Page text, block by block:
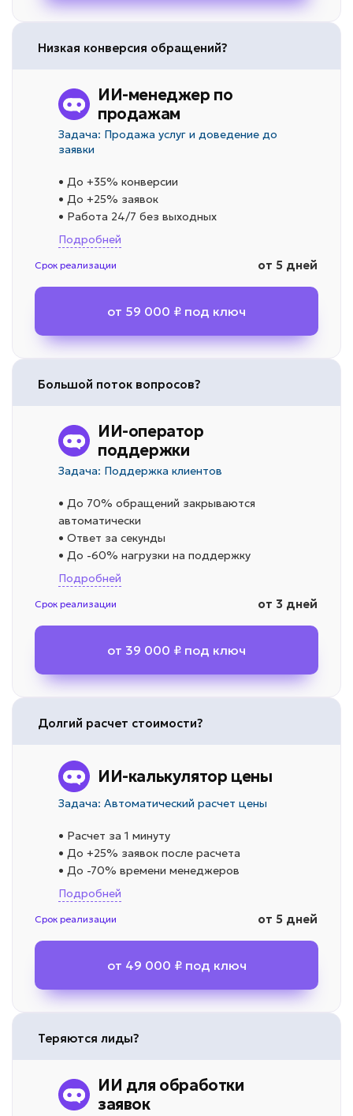
Низкая конверсия обращений?
ИИ-менеджер по
продажам
Задача: Продажа услуг и доведение до
заявки
• До +35% конверсии
• До +25% заявок
• Работа 24/7 без выходных
Подробней
Срок реализации от 5 дней
от 59 000 ₽ под ключ
Большой поток вопросов?
ИИ-оператор
поддержки
Задача: Поддержка клиентов
• До 70% обращений закрываются
автоматически
• Ответ за секунды
• До -60% нагрузки на поддержку
Подробней
Срок реализации от 3 дней
от 39 000 ₽ под ключ
Долгий расчет стоимости?
ИИ-калькулятор цены
Задача: Автоматический расчет цены
• Расчет за 1 минуту
• До +25% заявок после расчета
• До -70% времени менеджеров
Подробней
Срок реализации от 5 дней
от 49 000 ₽ под ключ
Теряются лиды?
ИИ для обработки
заявок